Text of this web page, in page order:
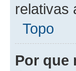
relativas
Topo
Por que